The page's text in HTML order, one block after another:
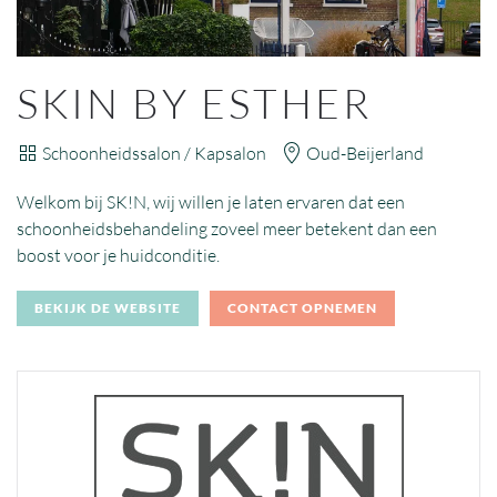
SKIN BY ESTHER
Schoonheidssalon / Kapsalon Oud-Beijerland
Welkom bij SK!N, wij willen je laten ervaren dat een
schoonheidsbehandeling zoveel meer betekent dan een
boost voor je huidconditie.
BEKIJK DE WEBSITE CONTACT OPNEMEN